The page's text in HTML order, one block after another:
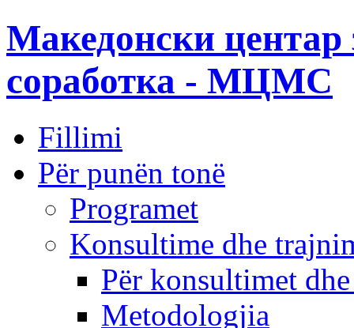
Македонски центар
соработка - МЦМС
Fillimi
Për punën tonë
Programet
Konsultime dhe
Për konsultimet
Metodologjia